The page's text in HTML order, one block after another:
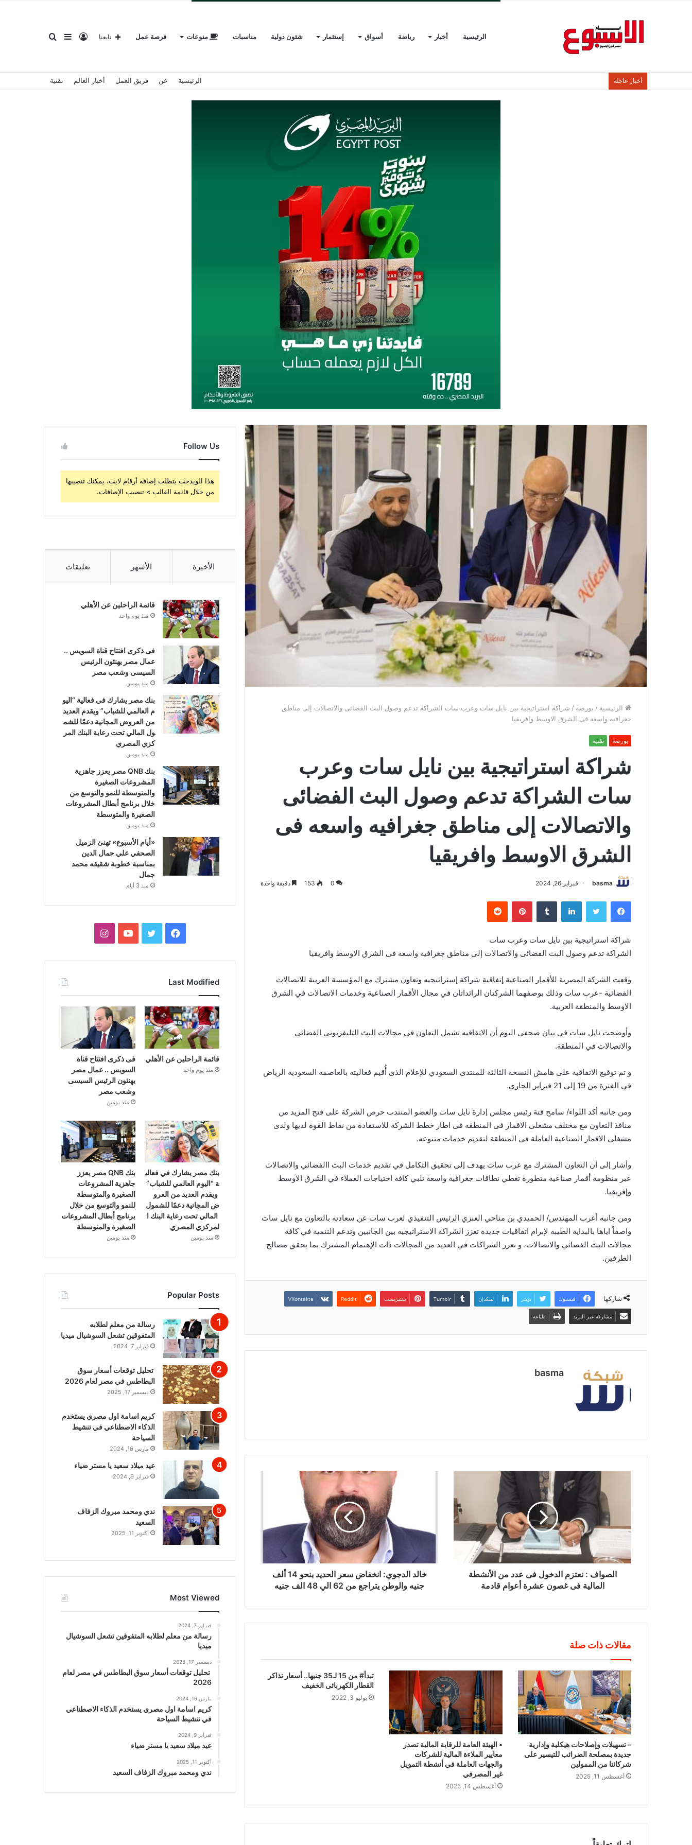
الرئيسية أخبار رياضة أسواق إستثمار شئون دولية مناسبات منوعات فرصة عمل بحثإضافةتسجيل تابعنا
أخبار عاجلة الرئيسية عن فريق العمل أخبار العالم تقنية
الرئيسية / بورصة / شراكة استراتيجية بين نايل سات وعرب سات الشراكة تدعم وصول البث الفضائى والاتصالات إلى مناطق
جغرافيه واسعه فى الشرق الاوسط وافريقيا
بورصة تقنية
شراكة استراتيجية بين نايل سات وعرب
سات الشراكة تدعم وصول البث الفضائى
والاتصالات إلى مناطق جغرافيه واسعه فى
الشرق الاوسط وافريقيا
basma فبراير 26, 2024 0
153 دقيقة واحدة
فيسبوك تويتر لينكدإن بينتيريست
شراكة استراتيجية بين نايل سات وعرب سات
الشراكة تدعم وصول البث الفضائى والاتصالات إلى مناطق جغرافيه واسعه فى الشرق الاوسط وافريقيا
وقعت الشركة المصرية للأقمار الصناعية إتفاقية شراكة إستراتيجيه وتعاون مشترك مع المؤسسة العربية للاتصالات
الفضائية -عرب سات وذلك بوصفهما الشركتان الرائداتان في مجال الأقمار الصناعية وخدمات الاتصالات في الشرق
الاوسط والمنطقة العربية.
وأوضحت نايل سات فى بيان صحفى اليوم أن الاتفاقيه تشمل التعاون في مجالات البث التليفزيوني الفضائي
والاتصالات في المنطقة.
و تم توقيع الاتفاقية على هامش النسخة الثالثة للمنتدى السعودي للإعلام الذى أُقيم فعاليته بالعاصمة السعودية الرياض
في الفترة من 19 إلى 21 فبراير الجاري.
ومن جانبه أكد اللواء/ سامح قتة رئيس مجلس إدارة نايل سات والعضو المنتدب حرص الشركة على فتح المزيد من
منافذ التعاون مع مختلف مشغلى الاقمار فى المنطقه فى اطار خطط الشركة للاستفادة من نقاط القوة لديها ولدى
مشغلى الاقمار الصناعية العاملة فى المنطقة لتقديم خدمات متنوعه.
وأشار إلى أن التعاون المشترك مع عرب سات يهدف إلى تحقيق التكامل في تقديم خدمات البث االفضائي والاتصالات
عبر منظومة أقمار صناعية متطورة تغطي نطاقات جغرافية واسعة تلبي كافة احتياجات العملاء في الشرق الأوسط
وإفريقيا.
ومن جانبه أعرب المهندس/ الحميدي بن مناحي العنزي الرئيس التنفيذي لعرب سات عن سعادته بالتعاون مع نايل سات
واصفاً اياها بالبداية الطيبه لإبرام اتفاقيات جديدة تعزز الشراكة الاستراتيجيه بين الجانبين وتدعم التنمية في كافة
مجالات البث الفضائي والاتصالات، و تعزز الشراكات في العديد من المجالات ذات الإهتمام المشترك بما يحقق مصالح
الطرفين.
شاركها فيسبوك تويتر لينكدإن بينتيريست
مشاركة عبر البريد طباعة
basma
الصواف : نعتزم الدخول فى عدد من الأنشطة
المالية فى غصون عشرة أعوام قادمة
خالد الدجوي: انخفاض سعر الحديد بنحو 14 ألف
جنيه والوطن يتراجع من 62 الي 48 الف جنيه
مقالات ذات صلة
– تسهيلات وإصلاحات هيكلية وإدارية
جديدة بمصلحة الضرائب للتيسير على
شركائنا من الممولين
أغسطس 11, 2025
• الهيئة العامة للرقابة المالية تصدر
معايير الملاءة المالية للشركات
والجهات العاملة في أنشطة التمويل
غير المصرفي
أغسطس 14, 2025
تبدأ# من 15 لـ35 جنيها.. أسعار تذاكر
القطار الكهربائى الخفيف
يوليو 3, 2022
Follow Us
هذا الويدجت يتطلب إضافة أرقام لايت، يمكنك تنصيبها
من خلال قائمة القالب > تنصيب الإضافات.
الأخيرة الأشهر تعليقات
قائمة الراحلين عن الأهلي
منذ يوم واحد
فى ذكرى افتتاح قناة السويس ..
عمال مصر يهنئون الرئيس
السيسى وشعب مصر
منذ يومين
بنك مصر يشارك في فعالية “اليو
م العالمي للشباب” ويقدم العديد
من العروض المجانية دعمًا للشم
ول المالي تحت رعاية البنك المر
كزي المصري
منذ يومين
بنك QNB مصر يعزز جاهزية
المشروعات الصغيرة
والمتوسطة للنمو والتوسع من
خلال برنامج أبطال المشروعات
الصغيرة والمتوسطة
منذ يومين
«أيام الأسبوع» تهنئ الزميل
الصحفي علي جمال الدين
بمناسبة خطوبة شقيقه محمد
جمال
منذ 3 أيام
فيسبوكتويتر يوتيوبانستقرام
Last Modified
قائمة الراحلين عن الأهلي
منذ يوم واحد
فى ذكرى افتتاح قناة
السويس .. عمال مصر
يهنئون الرئيس السيسى
وشعب مصر
منذ يومين
بنك مصر يشارك في فعالي
ة “اليوم العالمي للشباب”
ويقدم العديد من العرو
ض المجانية دعمًا للشمول
المالي تحت رعاية البنك ا
لمركزي المصري
منذ يومين
بنك QNB مصر يعزز
جاهزية المشروعات
الصغيرة والمتوسطة
للنمو والتوسع من خلال
برنامج أبطال المشروعات
الصغيرة والمتوسطة
منذ يومين
Popular Posts
رسالة من معلم لطلابه
المتفوقين تشعل السوشيال ميديا
فبراير 7, 2024
تحليل توقعات أسعار سوق
البطاطس في مصر لعام 2026
ديسمبر 17, 2025
كريم اسامة اول مصري يستخدم
الذكاء الاصطناعي في تنشيط
السياحة
مارس 16, 2024
عيد ميلاد سعيد يا مستر ضياء
فبراير 9, 2024
ندي ومحمد مبروك الزفاف
السعيد
أكتوبر 11, 2025
Most Viewed
فبراير 7, 2024
رسالة من معلم لطلابه المتفوقين تشعل السوشيال
ميديا
ديسمبر 17, 2025
تحليل توقعات أسعار سوق البطاطس في مصر لعام
2026
مارس 16, 2024
كريم اسامة اول مصري يستخدم الذكاء الاصطناعي
في تنشيط السياحة
فبراير 9, 2024
عيد ميلاد سعيد يا مستر ضياء
أكتوبر 11, 2025
ندي ومحمد مبروك الزفاف السعيد